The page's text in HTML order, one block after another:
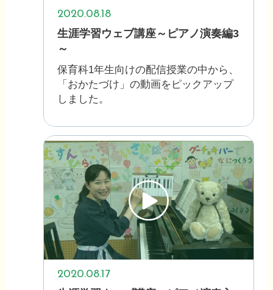
2020.08.18
生涯学習ウェブ講座～ピアノ演奏編3
～
保育科1年生向けの配信授業の中から、
「おかたづけ」の動画をピックアップ
しました。
2020.08.17